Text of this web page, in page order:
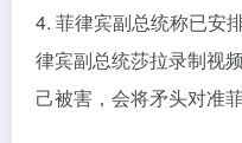
4. 菲律宾副总统称已安
律宾副总统莎拉录制视
己被害，会将矛头对准